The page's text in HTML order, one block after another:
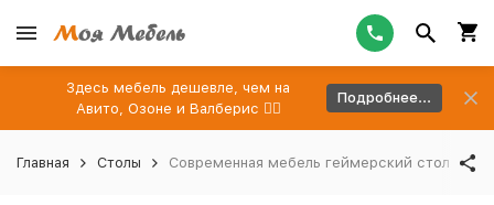
Здесь мебель дешевле, чем на
Авито, Озоне и Валберис 👉🏻
Подробнее...
Главная Столы Современная мебель геймерский стол